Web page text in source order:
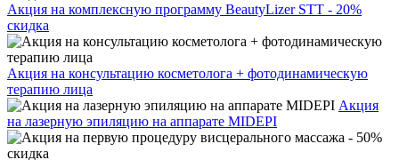
Акция на комплексную программу BeautyLizer STT - 20%
скидка
Акция на консультацию косметолога + фотодинамическую
терапию лица
Акция
на лазерную эпиляцию на аппарате MIDEPI